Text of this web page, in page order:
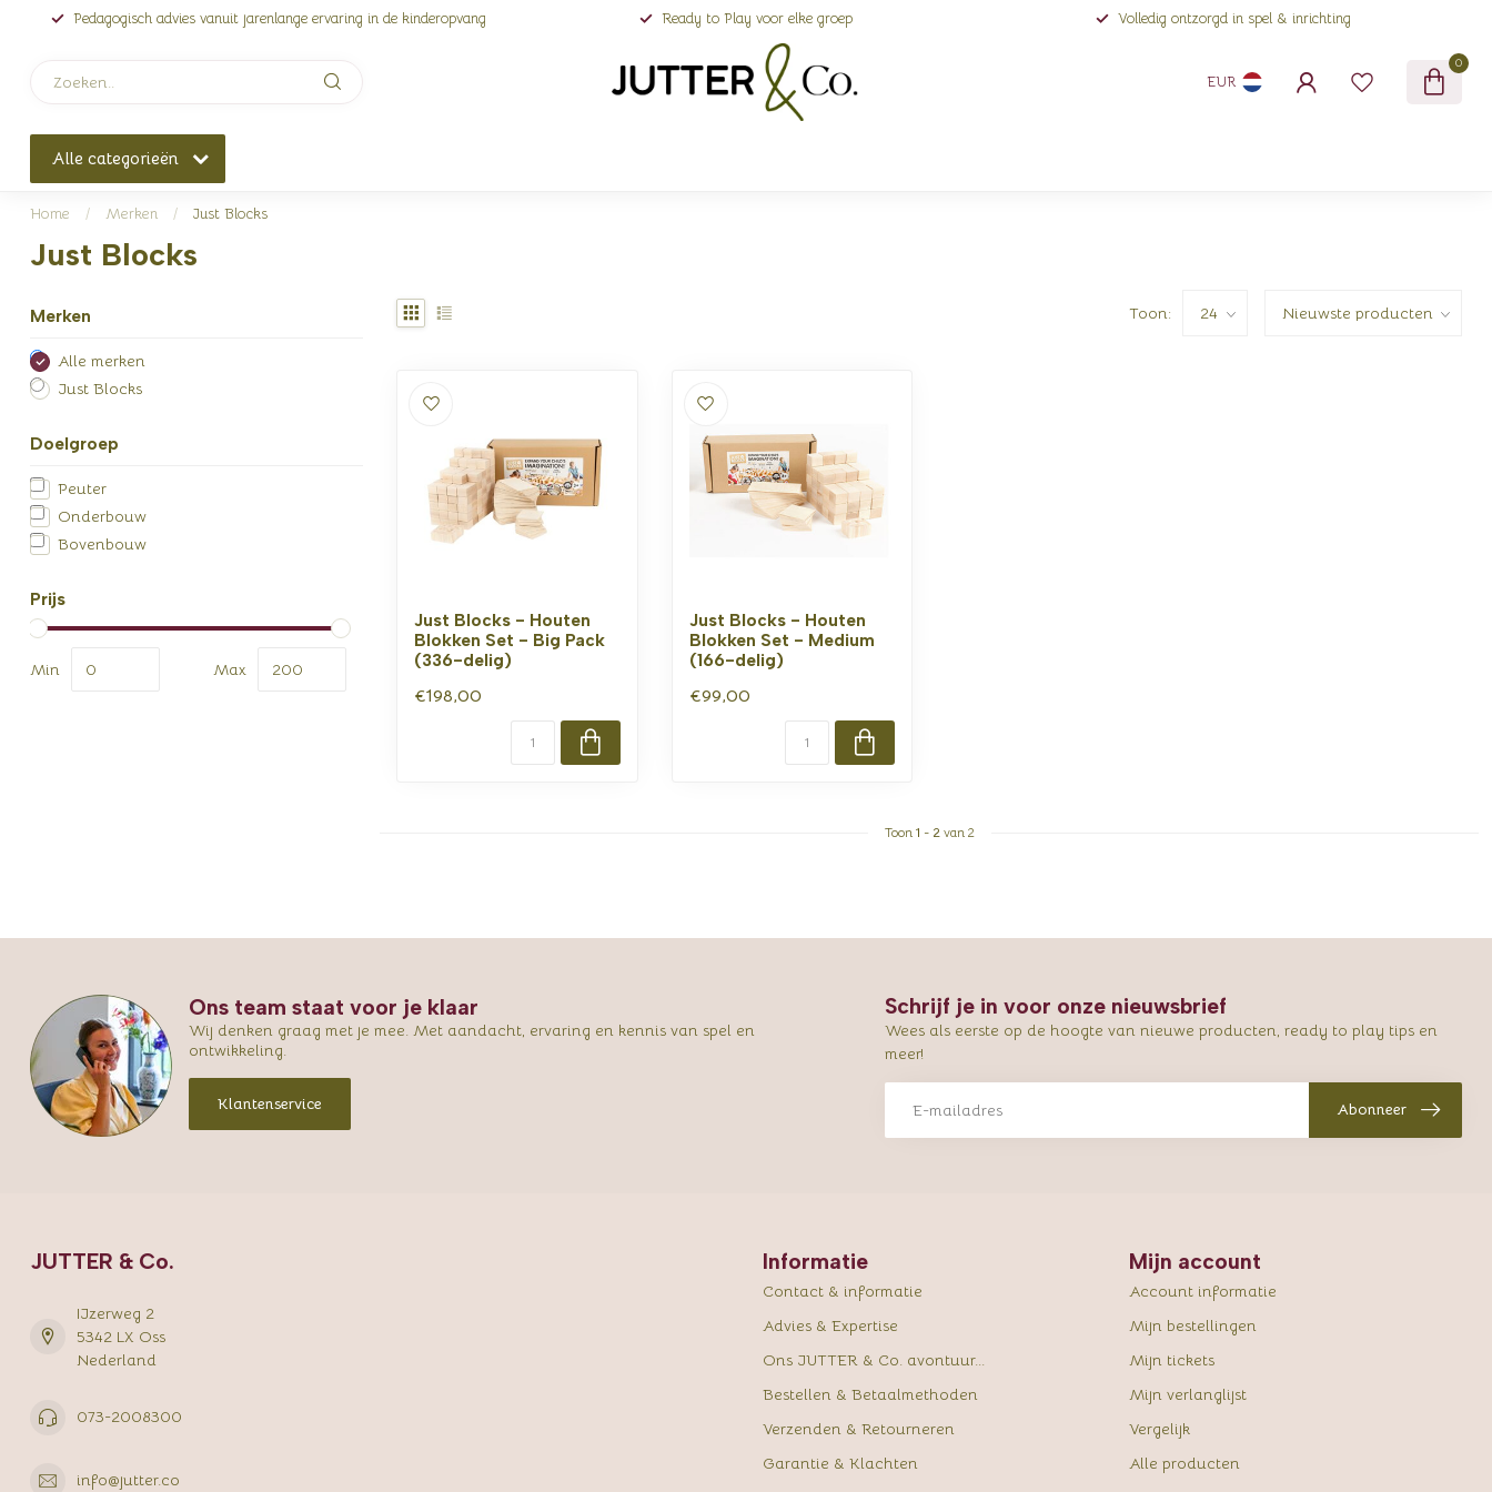
Pedagogisch advies vanuit jarenlange ervaring in de kinderopvang Ready to Play voor elke groep Volledig ontzorgd in spel & inrichting
EUR
0
Alle categorieën
Home / Merken / Just Blocks
Just Blocks
Merken
Alle merken
Just Blocks
Doelgroep
Peuter
Onderbouw
Bovenbouw
Prijs
Min Max
Toon:
Just Blocks - Houten
Blokken Set - Big Pack
(336-delig)
€198,00
Just Blocks - Houten
Blokken Set - Medium
(166-delig)
€99,00
Toon 1 - 2 van 2
Ons team staat voor je klaar
Wij denken graag met je mee. Met aandacht, ervaring en kennis van spel en
ontwikkeling.
Klantenservice
Schrijf je in voor onze nieuwsbrief
Wees als eerste op de hoogte van nieuwe producten, ready to play tips en
meer!
Abonneer
JUTTER & Co.
IJzerweg 2
5342 LX Oss
Nederland
073-2008300
info@jutter.co
Informatie
Contact & informatie
Advies & Expertise
Ons JUTTER & Co. avontuur...
Bestellen & Betaalmethoden
Verzenden & Retourneren
Garantie & Klachten
Mijn account
Account informatie
Mijn bestellingen
Mijn tickets
Mijn verlanglijst
Vergelijk
Alle producten